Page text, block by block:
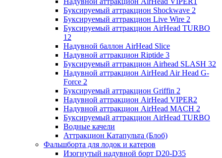
Буксируемый аттракцион Shockwave 2
Буксируемый аттракцион Live Wire 2
Буксируемый аттракцион AirHead TURBO
12
Надувной баллон AirHead Slice
Надувной аттракцион Riptide 3
Буксируемый аттракцион Airhead SLASH 32
Надувной аттракцион AirHead Air Head G-
Force 2
Буксируемый аттракцион Griffin 2
Надувной аттракцион AirHead VIPER2
Надувной аттракцион AirHead MACH 2
Буксируемый аттракцион AirHead TURBO
Водные качели
Аттракцион Катапульта (Блоб)
Фальшборта для лодок и катеров
Изогнутый надувной борт D20-D35